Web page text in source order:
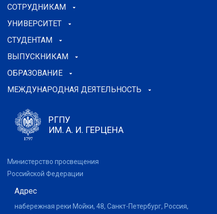
СОТРУДНИКАМ
УНИВЕРСИТЕТ
СТУДЕНТАМ
ВЫПУСКНИКАМ
ОБРАЗОВАНИЕ
МЕЖДУНАРОДНАЯ ДЕЯТЕЛЬНОСТЬ
РГПУ
ИМ. А. И. ГЕРЦЕНА
Министерство просвещения
Российской Федерации
Адрес
набережная реки Мойки, 48, Санкт-Петербург, Россия,